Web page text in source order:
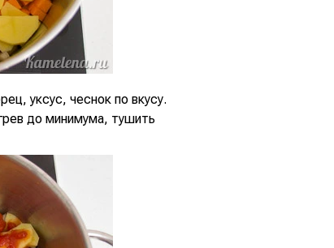
уксус, чеснок по вкусу.
до минимума, тушить